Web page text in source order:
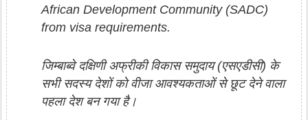
African Development Community (SADC)
from visa requirements.
जिम्बाब्वे दक्षिणी अफ्रीकी विकास समुदाय (एसएडीसी) के
सभी सदस्य देशों को वीजा आवश्यकताओं से छूट देने वाला
पहला देश बन गया है।